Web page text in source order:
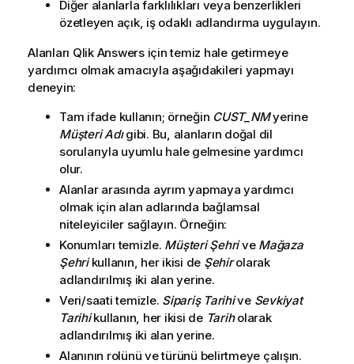
Diğer alanlarla farklılıkları veya benzerlikleri
özetleyen açık, iş odaklı adlandırma uygulayın.
Alanları Qlik Answersiçin temiz hale getirmeye
yardımcı olmak amacıyla aşağıdakileri yapmayı
deneyin:
Tam ifade kullanın; örneğin CUST_NMyerine
Müşteri Adıgibi. Bu, alanların doğal dil
sorularıyla uyumlu hale gelmesine yardımcı
olur.
Alanlar arasında ayrım yapmaya yardımcı
olmak için alan adlarında bağlamsal
niteleyiciler sağlayın. Örneğin:
Konumları temizle. Müşteri Şehrive Mağaza
Şehrikullanın, her ikisi de Şehirolarak
adlandırılmış iki alan yerine.
Veri/saati temizle. Sipariş Tarihive Sevkiyat
Tarihikullanın, her ikisi de Tariholarak
adlandırılmış iki alan yerine.
Alanının rolünü ve türünü belirtmeye çalışın.